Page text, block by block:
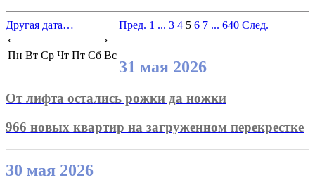
Другая дата…
‹
›
Пн Вт Ср Чт Пт Сб Вс
Пред. 1 ... 3 4 5 6 7 ... 640 След.
31 мая 2026
От лифта остались рожки да ножки
966 новых квартир на загруженном перекрестке
30 мая 2026